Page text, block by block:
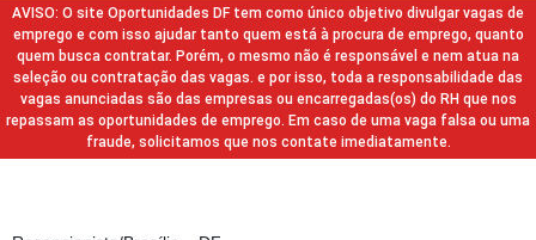
AVISO: O site Oportunidades DF tem como único objetivo divulgar vagas de
emprego e com isso ajudar tanto quem está à procura de emprego, quanto
quem busca contratar. Porém, o mesmo não é responsável e nem atua na
seleção ou contratação das vagas. e por isso, toda a responsabilidade das
vagas anunciadas são das empresas ou encarregadas(os) do RH que nos
repassam as oportunidades de emprego. Em caso de uma vaga falsa ou uma
fraude, solicitamos que nos contate imediatamente.